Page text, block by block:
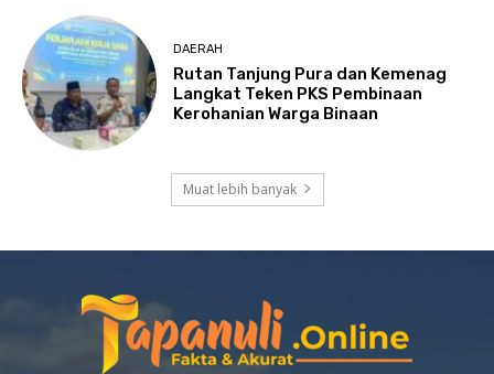
DAERAH
Rutan Tanjung Pura dan Kemenag
Langkat Teken PKS Pembinaan
Kerohanian Warga Binaan
Muat lebih banyak